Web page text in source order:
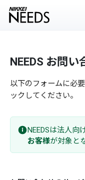
NEEDS お問
以下のフォームに必
ックしてください。
NEEDSは法人向
お客様が対象と